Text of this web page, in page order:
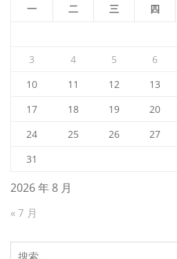
2026 年 8 月
一 二 三 四
3
4 5 6
10
11 12 13
17
18 19 20
24
25 26 27
31
« 7 月
搜